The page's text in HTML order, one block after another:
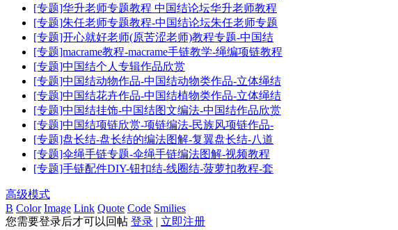
[专题]华升老师专题教程 中国结论坛华升老师教程
[专题]朱任老师专题教程-中国结论坛朱任老师专题
[专题]开心就好老师(原苦涩老师)教程专题-中国结
[专题]macrame教程-macrame手链教学-绳编项链教程
[专题]中国结个人专辑作品欣赏
[专题]中国结动物作品-中国结动物类作品-立体绳结
[专题]中国结花卉作品-中国结植物类作品-立体绳结
[专题]中国结挂饰-中国结图文编法-中国结作品欣赏
[专题]中国结项链欣赏-项链编法-民族风项链作品-
[专题]盘长结-盘长结的编法图解-复翼盘长结-八道
[专题]伞绳手链专题-伞绳手链编法图解-视频教程
[专题]手链配件DIY-钮扣结-线圈结-菠萝扣教程-套
高级模式
B Color Image Link Quote Code Smilies
您需要登录后才可以回帖 登录 | 立即注册